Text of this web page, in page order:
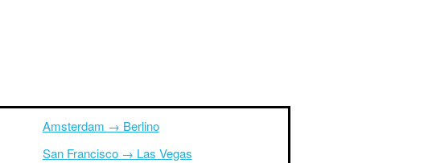
Amsterdam → Berlino
San Francisco → Las Vegas